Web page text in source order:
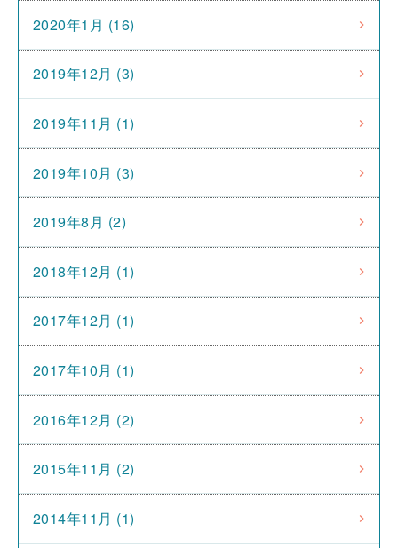
2020年1月 (16)
2019年12月 (3)
2019年11月 (1)
2019年10月 (3)
2019年8月 (2)
2018年12月 (1)
2017年12月 (1)
2017年10月 (1)
2016年12月 (2)
2015年11月 (2)
2014年11月 (1)